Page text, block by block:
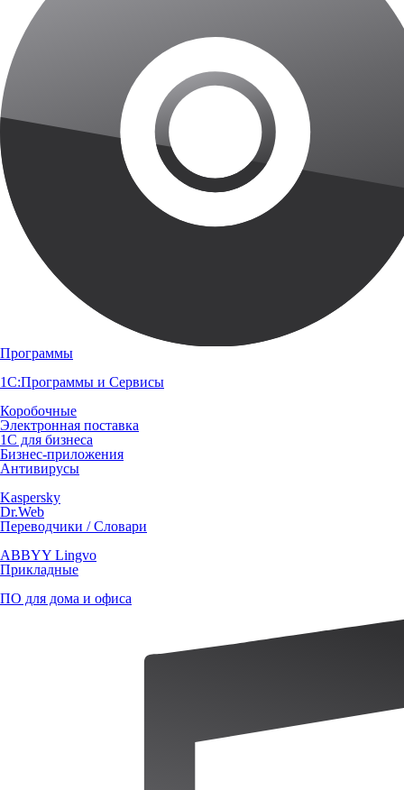
Программы
1С:Программы и Сервисы
Коробочные
Электронная поставка
1С для бизнеса
Бизнес-приложения
Антивирусы
Kaspersky
Dr.Web
Переводчики / Словари
ABBYY Lingvo
Прикладные
ПО для дома и офиса